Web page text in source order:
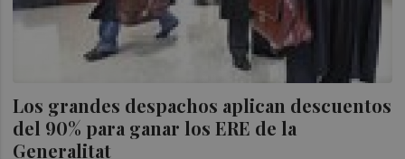
Los grandes despachos aplican descuentos
del 90% para ganar los ERE de la
Generalitat